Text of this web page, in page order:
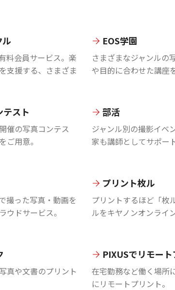
料会員サービス。楽
支援する、さまざま
EOS学園
さまざまなジャンルの
や目的に合わせた講座
テスト
催の写真コンテス
ご用意。
部活
ジャンル別の撮影イベ
家も講師としてサポー
撮った写真・動画を
ウドサービス。
プリント枚ル
プリントするほど「枚
ルをキヤノンオンライ
真や文書のプリント
PIXUSでリモー
在宅勤務など働く場所
にリモートプリント。